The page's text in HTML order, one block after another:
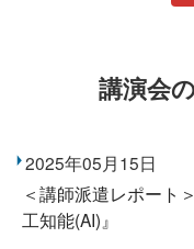
講演会
2025年05月15日
＜講師派遣レポート
工知能(AI)』